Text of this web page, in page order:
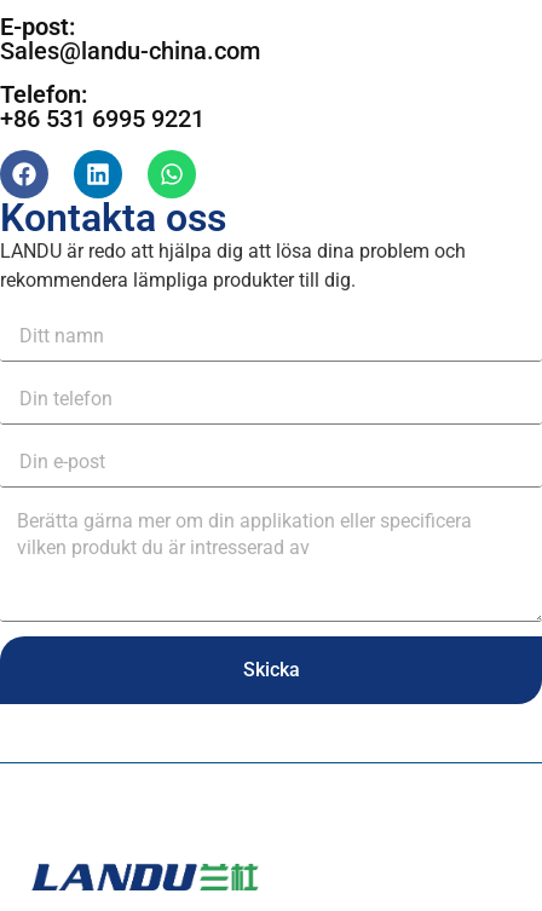
E-post:
Sales@landu-china.com
Telefon:
+86 531 6995 9221
Kontakta oss
LANDU är redo att hjälpa dig att lösa dina problem och
rekommendera lämpliga produkter till dig.
Skicka